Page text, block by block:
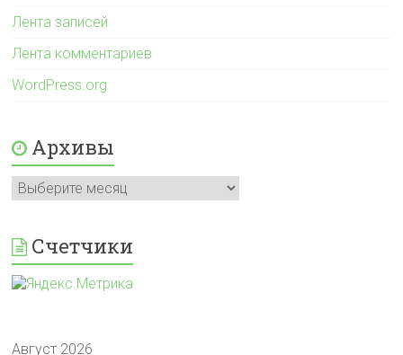
Лента записей
Лента комментариев
WordPress.org
Архивы
Архивы
Счетчики
Август 2026